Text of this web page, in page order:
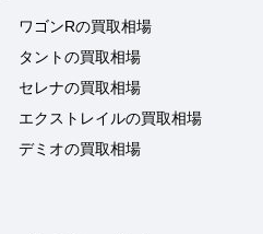
ワゴンRの買取相場
タントの買取相場
セレナの買取相場
エクストレイルの買取相場
デミオの買取相場